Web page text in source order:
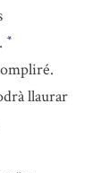
*
llaurar